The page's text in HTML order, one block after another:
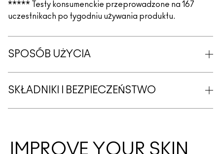
***** Testy konsumenckie przeprowadzone na 167
uczestnikach po tygodniu używania produktu.
SPOSÓB UŻYCIA
SKŁADNIKI I BEZPIECZEŃSTWO
IMPROVE YOUR SKIN